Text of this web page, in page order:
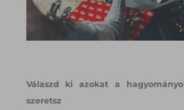
Válaszd ki azokat a
szeretsz